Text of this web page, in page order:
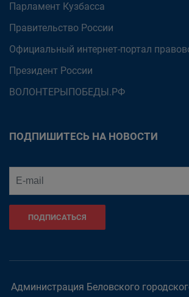
Парламент Кузбасса
Правительство России
Официальный интернет-портал
Президент России
ВОЛОНТЕРЫПОБЕДЫ.РФ
ПОДПИШИТЕСЬ НА НОВОСТИ
ПОДПИСАТЬСЯ
Администрация Беловского